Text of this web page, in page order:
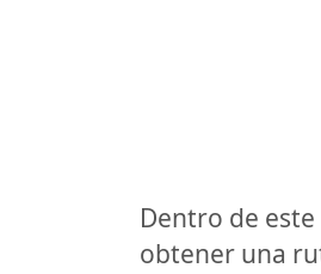
Dentro de
obtener una